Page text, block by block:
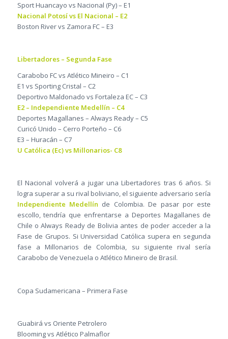
Sport Huancayo vs Nacional (Py) – E1
Nacional Potosí vs El Nacional – E2
Boston River vs Zamora FC – E3
Libertadores – Segunda Fase
Carabobo FC vs Atlético Mineiro – C1
E1 vs Sporting Cristal – C2
Deportivo Maldonado vs Fortaleza EC – C3
E2 – Independiente Medellín – C4
Deportes Magallanes – Always Ready – C5
Curicó Unido – Cerro Porteño – C6
E3 – Huracán – C7
U Católica (Ec) vs Millonarios- C8
El Nacional volverá a jugar una Libertadores tras 6 años. Si
logra superar a su rival boliviano, el siguiente adversario sería
Independiente Medellín de Colombia. De pasar por este
escollo, tendría que enfrentarse a Deportes Magallanes de
Chile o Always Ready de Bolivia antes de poder acceder a la
Fase de Grupos. Si Universidad Católica supera en segunda
fase a Millonarios de Colombia, su siguiente rival sería
Carabobo de Venezuela o Atlético Mineiro de Brasil.
Copa Sudamericana – Primera Fase
Guabirá vs Oriente Petrolero
Blooming vs Atlético Palmaflor